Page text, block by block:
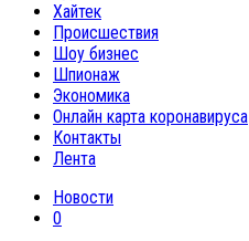
Хайтек
Происшествия
Шоу бизнес
Шпионаж
Экономика
Онлайн карта коронавируса
Контакты
Лента
Новости
0